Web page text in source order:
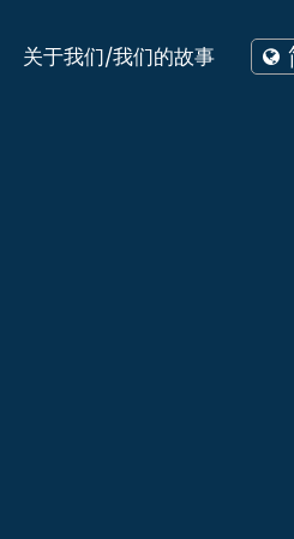
关于我们/我们的故事